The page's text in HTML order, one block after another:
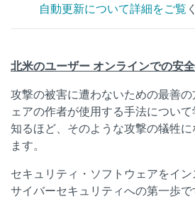
自動更新について詳細をご覧
北米のユーザー オンラインでの安
攻撃の被害に遭わないための最善
ェアの作者が使用する手法につい
知るほど、そのような攻撃の犠牲
ます。
セキュリティ・ソフトウェアをイン
サイバーセキュリティへの第一歩